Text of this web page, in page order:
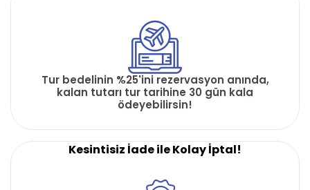
Tur bedelinin %25'ini rezervasyon anında,
kalan tutarı tur tarihine 30 gün kala
ödeyebilirsin!
Kesintisiz İade ile Kolay İptal!